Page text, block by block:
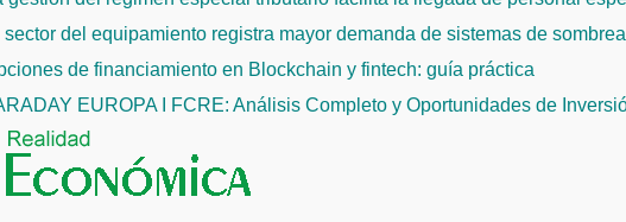
sector del equipamiento registra mayor demanda de sistemas de
de financiamiento en Blockchain y fintech: guía práctica
EUROPA I FCRE: Análisis Completo y Oportunidades de